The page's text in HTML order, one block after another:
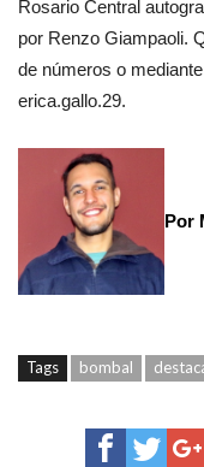
Rosario Central
por Renzo Giampaoli.
de números o
erica.gallo.29.
Por
Tags bombal